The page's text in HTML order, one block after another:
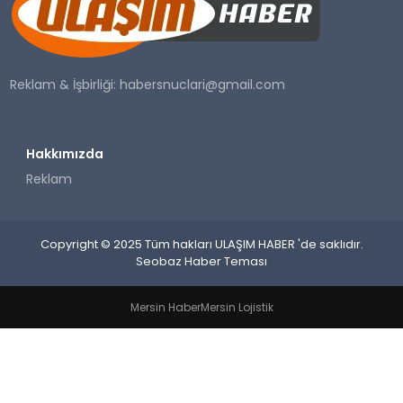
SAĞLIK
YAŞAM
Reklam & İşbirliği:habersnuclari@gmail.com
Hakkımızda
Reklam
Copyright © 2025 Tüm hakları ULAŞIM HABER 'de saklıdır.
Seobaz Haber Teması
Mersin HaberMersin Lojistik